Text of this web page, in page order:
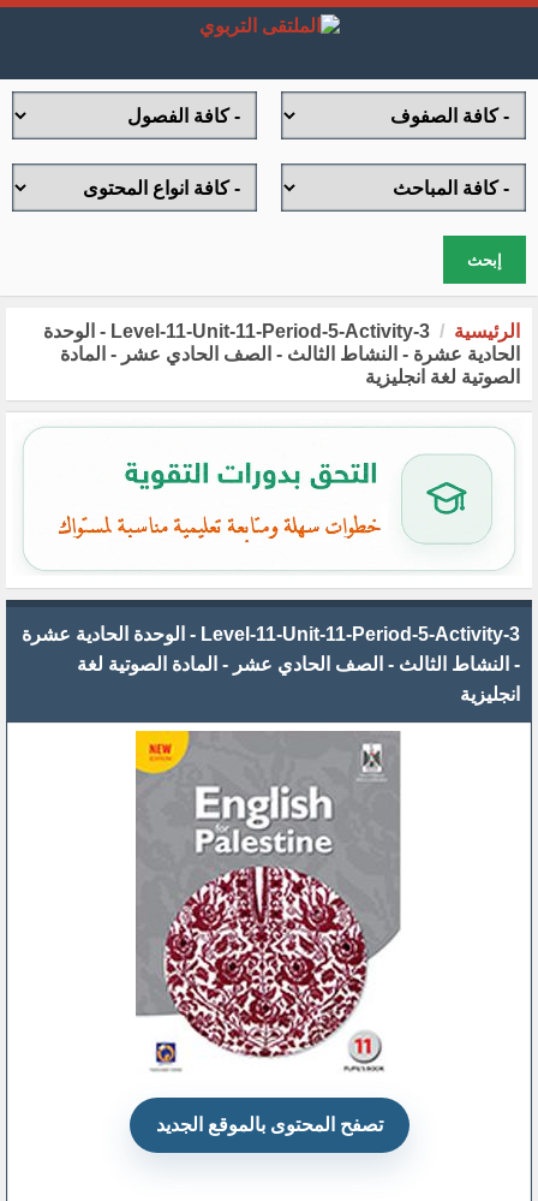
إبحث
الرئيسية
Level-11-Unit-11-Period-5-Activity-3 - الوحدة
الحادية عشرة - النشاط الثالث - الصف الحادي عشر - المادة
الصوتية لغة انجليزية
Level-11-Unit-11-Period-5-Activity-3 - الوحدة الحادية عشرة
- النشاط الثالث - الصف الحادي عشر - المادة الصوتية لغة
انجليزية
تصفح المحتوى بالموقع الجديد